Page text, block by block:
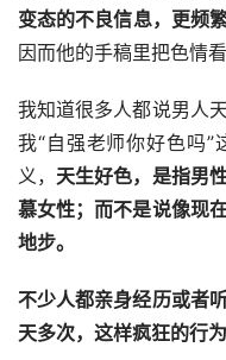
变态的不良信息，更频
因而他的手稿里把色情看
我知道很多人都说男人
我“自强老师你好色吗
义， 天生好色，是指男
慕女性；而不是说像现
地步。
不少人都亲身经历或者
天多次，这样疯狂的行